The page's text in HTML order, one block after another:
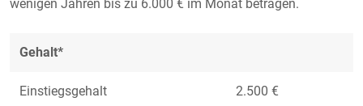
wenigen Jahren bis zu 6.000 € im Monat betragen.
Gehalt*
Einstiegsgehalt 2.500 €